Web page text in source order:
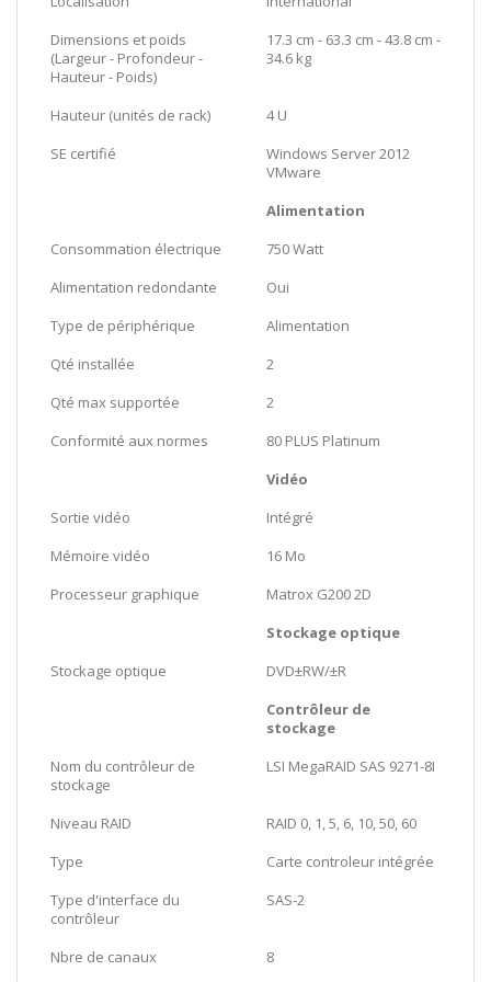
Dimensions et poids
(Largeur - Profondeur -
Hauteur - Poids)
17.3 cm - 63.3 cm - 43.8 cm -
34.6 kg
Hauteur (unités de rack)
4 U
SE certifié
Windows Server 2012
VMware
Alimentation
Consommation électrique
750 Watt
Alimentation redondante
Oui
Type de périphérique
Alimentation
Qté installée
2
Qté max supportée
2
Conformité aux normes
80 PLUS Platinum
Vidéo
Sortie vidéo
Intégré
Mémoire vidéo
16 Mo
Processeur graphique
Matrox G200 2D
Stockage optique
Stockage optique
DVD±RW/±R
Contrôleur de
stockage
Nom du contrôleur de
stockage
LSI MegaRAID SAS 9271-8I
Niveau RAID
RAID 0, 1, 5, 6, 10, 50, 60
Type
Carte controleur intégrée
Type d'interface du
contrôleur
SAS-2
Nbre de canaux 8